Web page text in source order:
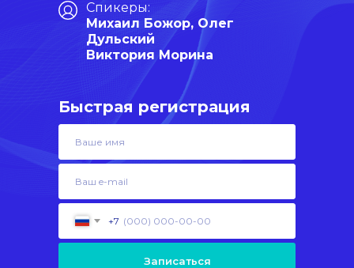
Спикеры:
Михаил Божор, Олег
Дульский
Виктория Морина
Быстрая регистрация
+7
Записаться